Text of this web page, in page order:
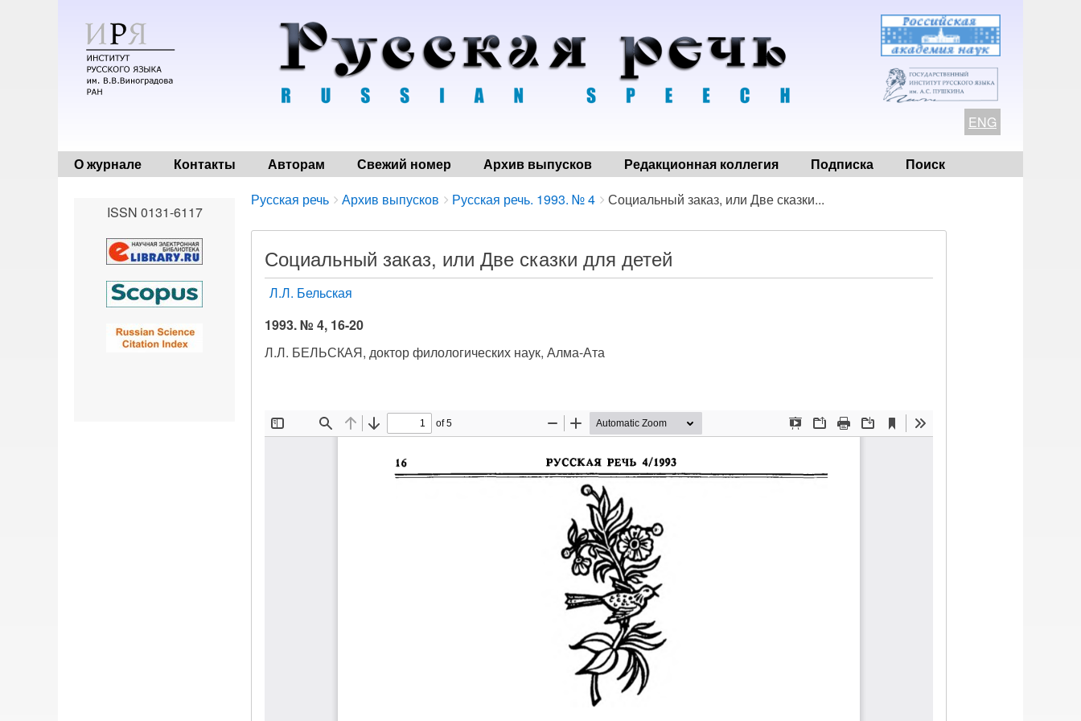
ENG
О журнале Контакты Авторам Свежий номер Архив выпусков Редакционная коллегия Подписка Поиск
Breadcrumbs
You
here:
Русская речь Архив выпусков Русская речь. 1993. № 4 Социальный заказ, или Две сказки...
Социальный заказ, или Две сказки для детей
Л.Л. Бельская
1993. № 4, 16-20
Л.Л. БЕЛЬСКАЯ, доктор филологических наук, Алма-Ата
ISSN 0131-6117